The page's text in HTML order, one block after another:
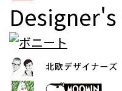
Designer's